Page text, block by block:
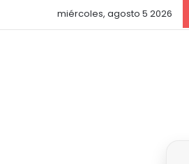
miércoles, agosto 5 2026